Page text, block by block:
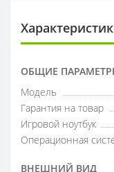
ОБЩИЕ
Модель
Гарантия на товар
Игровой ноутбук
Операционная
ВНЕШНИЙ ВИД